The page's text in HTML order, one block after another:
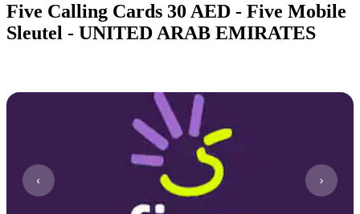
Five Calling Cards 30 AED - Five Mobile
Sleutel - UNITED ARAB EMIRATES